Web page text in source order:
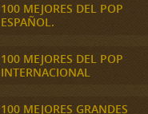
100 MEJORES DEL POP
ESPAÑOL.
100 MEJORES DEL POP
INTERNACIONAL
100 MEJORES GRANDES